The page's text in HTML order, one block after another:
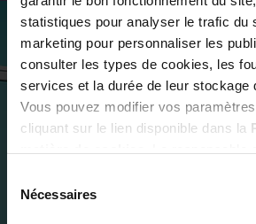
statistiques pour analyser le trafic du
marketing pour personnaliser les
consulter les types de cookies, les
services et la durée de leur stockage
Vous pouvez modifier vos
cliquant sur le lien disponible dans la
personnelles et vos droits, consultez
Nécessaires